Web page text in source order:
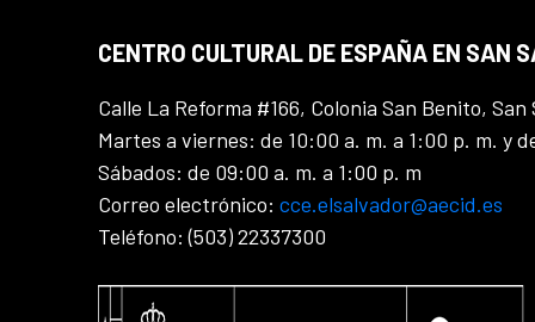
CENTRO CULTURAL DE ESPAÑA EN SAN
Calle La Reforma #166, Colonia San Benito,
Martes a viernes: de 10:00 a. m. a 1:00 p. m. y
Sábados: de 09:00 a. m. a 1:00 p. m
Correo electrónico: cce.elsalvador@aecid.es
Teléfono: (503) 22337300